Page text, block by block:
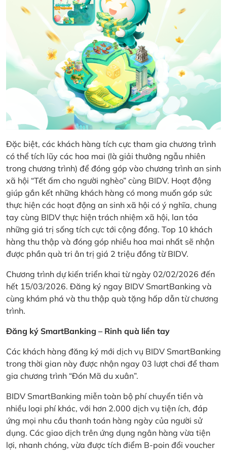
Đặc biệt, các khách hàng tích cực tham gia chương trình
có thể tích lũy các hoa mai (là giải thưởng ngẫu nhiên
trong chương trình) để đóng góp vào chương trình an sinh
xã hội “Tết ấm cho người nghèo” cùng BIDV. Hoạt động
giúp gắn kết những khách hàng có mong muốn góp sức
thực hiện các hoạt động an sinh xã hội có ý nghĩa, chung
tay cùng BIDV thực hiện trách nhiệm xã hội, lan tỏa
những giá trị sống tích cực tới cộng đồng. Top 10 khách
hàng thu thập và đóng góp nhiều hoa mai nhất sẽ nhận
được phần quà tri ân trị giá 2 triệu đồng từ BIDV.
Chương trình dự kiến triển khai từ ngày 02/02/2026 đến
hết 15/03/2026. Đăng ký ngay BIDV SmartBanking và
cùng khám phá và thu thập quà tặng hấp dẫn từ chương
trình.
Đăng ký SmartBanking – Rinh quà liền tay
Các khách hàng đăng ký mới dịch vụ BIDV SmartBanking
trong thời gian này được nhận ngay 03 lượt chơi để tham
gia chương trình “Đón Mã du xuân”.
BIDV SmartBanking miễn toàn bộ phí chuyển tiền và
nhiều loại phí khác, với hơn 2.000 dịch vụ tiện ích, đáp
ứng mọi nhu cầu thanh toán hàng ngày của người sử
dụng. Các giao dịch trên ứng dụng ngân hàng vừa tiện
lợi, nhanh chóng, vừa được tích điểm B-poin đổi voucher